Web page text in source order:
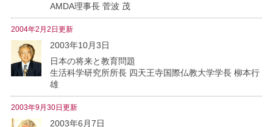
AMDA理事長 菅波 茂
2004年2月2日更新
2003年10月3日
日本の将来と教育問題
生活科学研究所所長 四天王寺国際仏教大学学長 柳本行
雄
2003年9月30日更新
2003年6月7日